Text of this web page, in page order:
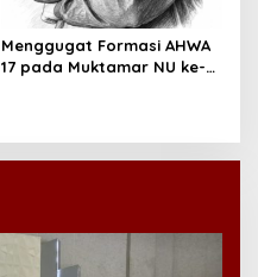
Menggugat Formasi AHWA
17 pada Muktamar NU ke-